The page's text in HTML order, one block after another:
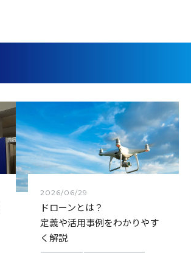
2026/06/29
ドローンとは？
定義や活用事例をわかりやす
く解説